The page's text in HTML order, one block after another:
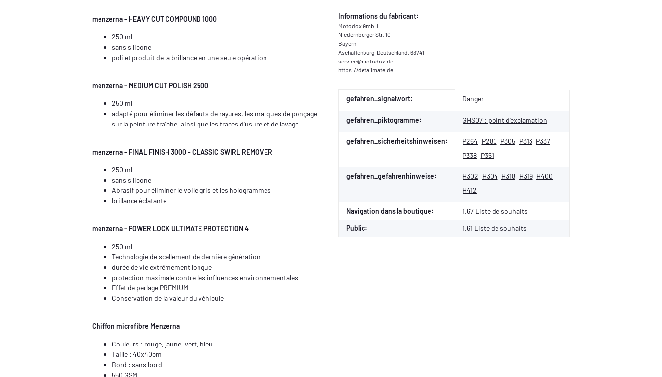
menzerna - HEAVY CUT COMPOUND 1000
250 ml
sans silicone
poli et produit de la brillance en une seule opération
menzerna - MEDIUM CUT POLISH 2500
250 ml
adapté pour éliminer les défauts de rayures, les marques de ponçage
sur la peinture fraîche, ainsi que les traces d'usure et de lavage
menzerna - FINAL FINISH 3000 - CLASSIC SWIRL REMOVER
250 ml
sans silicone
Abrasif pour éliminer le voile gris et les hologrammes
brillance éclatante
menzerna - POWER LOCK ULTIMATE PROTECTION 4
250 ml
Technologie de scellement de dernière génération
durée de vie extrêmement longue
protection maximale contre les influences environnementales
Effet de perlage PREMIUM
Conservation de la valeur du véhicule
Chiffon microfibre Menzerna
Couleurs : rouge, jaune, vert, bleu
Taille : 40x40cm
Bord : sans bord
550 GSM
Informations du fabricant:
Motodox GmbH
Niedernberger Str. 10
Bayern
Aschaffenburg, Deutschland, 63741
service@motodox.de
https://detailmate.de
Valeur
Fabricant
gefahren_signalwort: Danger
gefahren_piktogramme: GHS07 : point d'exclamation
gefahren_sicherheitshinweisen: P264 P280 P305 P313 P337
P338 P351
gefahren_gefahrenhinweise: H302 H304 H318 H319 H400
H412
Navigation dans la boutique: 1,67 Liste de souhaits
Public: 1,61 Liste de souhaits